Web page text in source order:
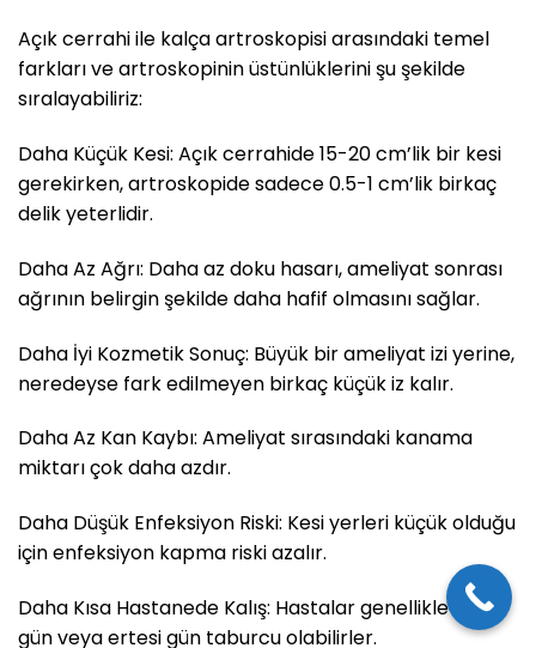
Açık cerrahi ile kalça artroskopisi arasındaki temel
farkları ve artroskopinin üstünlüklerini şu şekilde
sıralayabiliriz:
Daha Küçük Kesi: Açık cerrahide 15-20 cm’lik bir kesi
gerekirken, artroskopide sadece 0.5-1 cm’lik birkaç
delik yeterlidir.
Daha Az Ağrı: Daha az doku hasarı, ameliyat sonrası
ağrının belirgin şekilde daha hafif olmasını sağlar.
Daha İyi Kozmetik Sonuç: Büyük bir ameliyat izi yerine,
neredeyse fark edilmeyen birkaç küçük iz kalır.
Daha Az Kan Kaybı: Ameliyat sırasındaki kanama
miktarı çok daha azdır.
Daha Düşük Enfeksiyon Riski: Kesi yerleri küçük olduğu
için enfeksiyon kapma riski azalır.
Daha Kısa Hastanede Kalış: Hastalar genellikle aynı
gün veya ertesi gün taburcu olabilirler.